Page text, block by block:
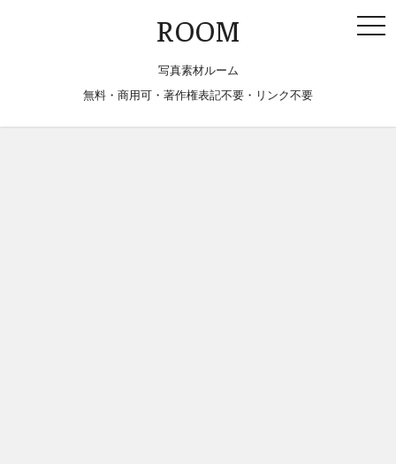
ROOM
写真素材ルーム
無料・商用可・著作権表記不要・リンク不要